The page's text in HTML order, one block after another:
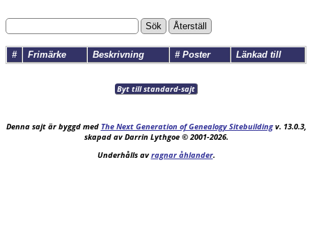
# Frimärke Beskrivning # Poster Länkad till
Byt till standard-sajt
Denna sajt är byggd med The Next Generation of Genealogy Sitebuildingv. 13.0.3,
skapad av Darrin Lythgoe © 2001-2026.
Underhålls av ragnar åhlander.